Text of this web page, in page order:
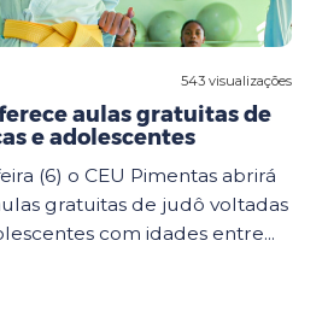
543 visualizações
aulas gratuitas de
e adolescentes
(6) o CEU Pimentas abrirá
gratuitas de judô voltadas
com idades entre...